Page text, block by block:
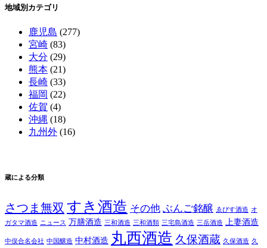
地域別カテゴリ
鹿児島 (277)
宮崎 (83)
大分 (29)
熊本 (21)
長崎 (33)
福岡 (22)
佐賀 (4)
沖縄 (18)
九州外 (16)
蔵による分類
さつま無双 すき酒造 その他 ぶんご銘醸 ゑびす酒造 オ
ガタマ酒造
ニュース 万膳酒造 三和酒造 三和酒類 三宅島酒造 三岳酒造 上妻酒造
中俣合名会社 中国醸造 中村酒造 丸西酒造 久保酒蔵 久保酒造 久